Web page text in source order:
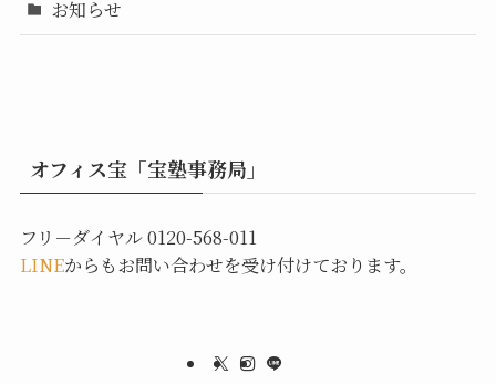
お知らせ
オフィス宝「宝塾事務局」
フリ－ダイヤル 0120-568-011
LINEからもお問い合わせを受け付けております。